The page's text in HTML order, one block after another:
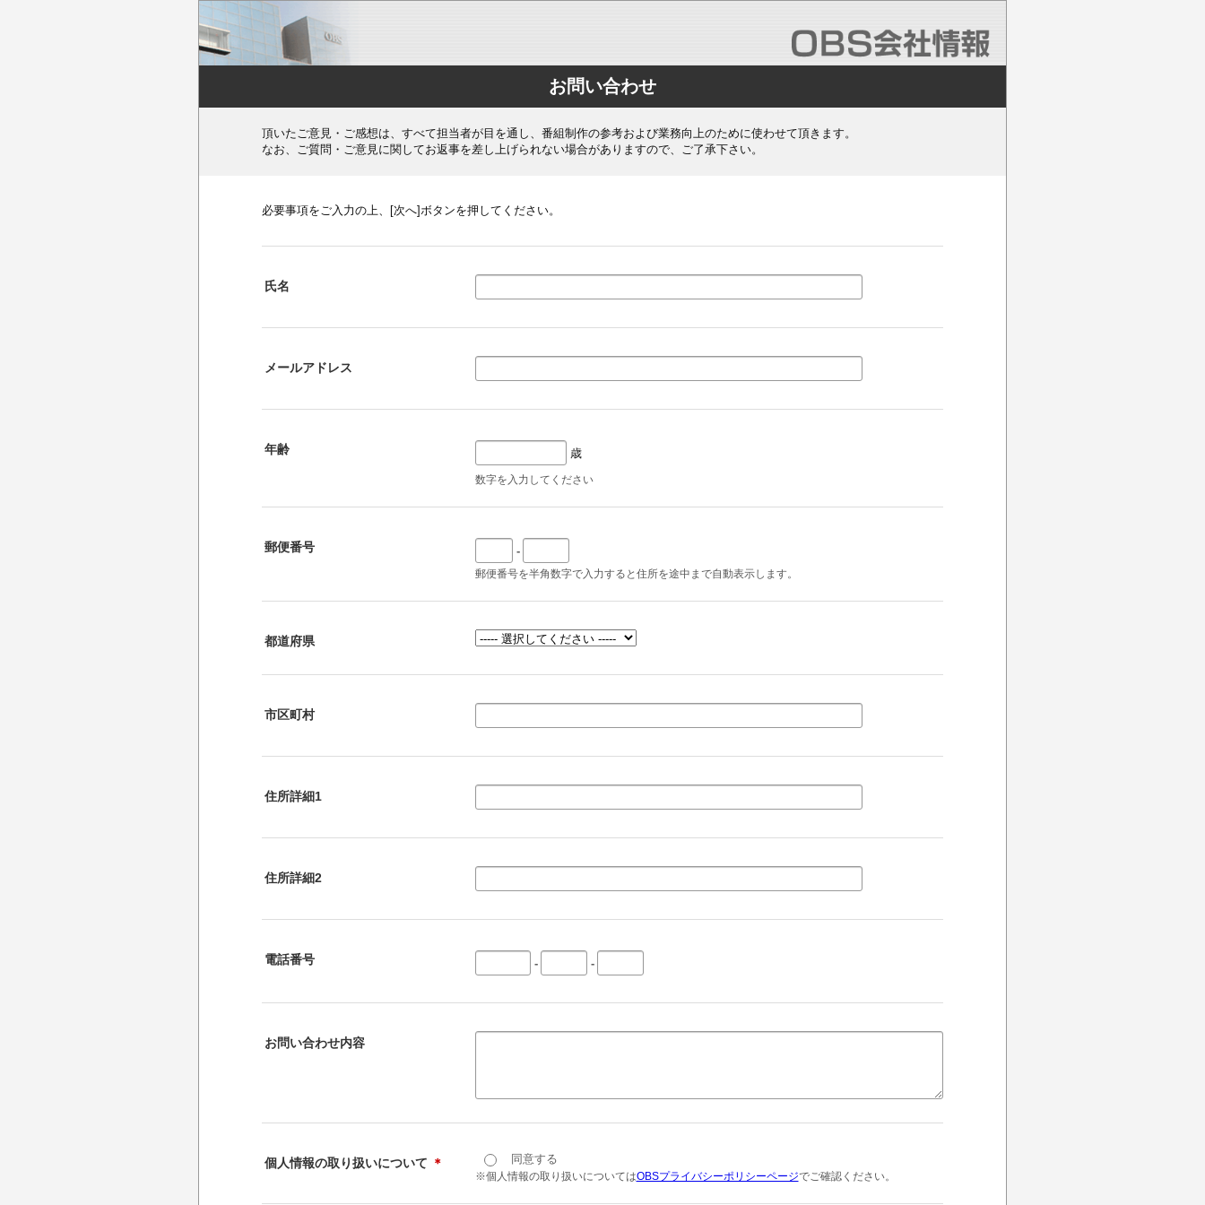
お問い合わせ
頂いたご意見・ご感想は、すべて担当者が目を通し、番組制作の参考および業務向上のために使わせて頂きます。
なお、ご質問・ご意見に関してお返事を差し上げられない場合がありますので、ご了承下さい。
必要事項をご入力の上、[次へ]ボタンを押してください。
氏名
メールアドレス
年齢 歳
数字を入力してください
郵便番号 -
郵便番号を半角数字で入力すると住所を途中まで自動表示します。
都道府県
市区町村
住所詳細1
住所詳細2
電話番号 - -
お問い合わせ内容
個人情報の取り扱いについて ＊ 同意する
※個人情報の取り扱いについてはOBSプライバシーポリシーページでご確認ください。